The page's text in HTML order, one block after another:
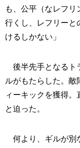
も、公平（なレフ
行くし、レフリーと
けるしかない」
後半先手となるト
ルがもたらした。敵
ィーキックを獲得。
と迫った。
何より、ギルが別